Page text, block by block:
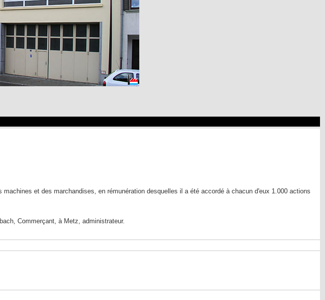
et des marchandises, en rémunération desquelles il a été accordé à chacun d'eux 1.000 actions
Commerçant, à Metz, administrateur.